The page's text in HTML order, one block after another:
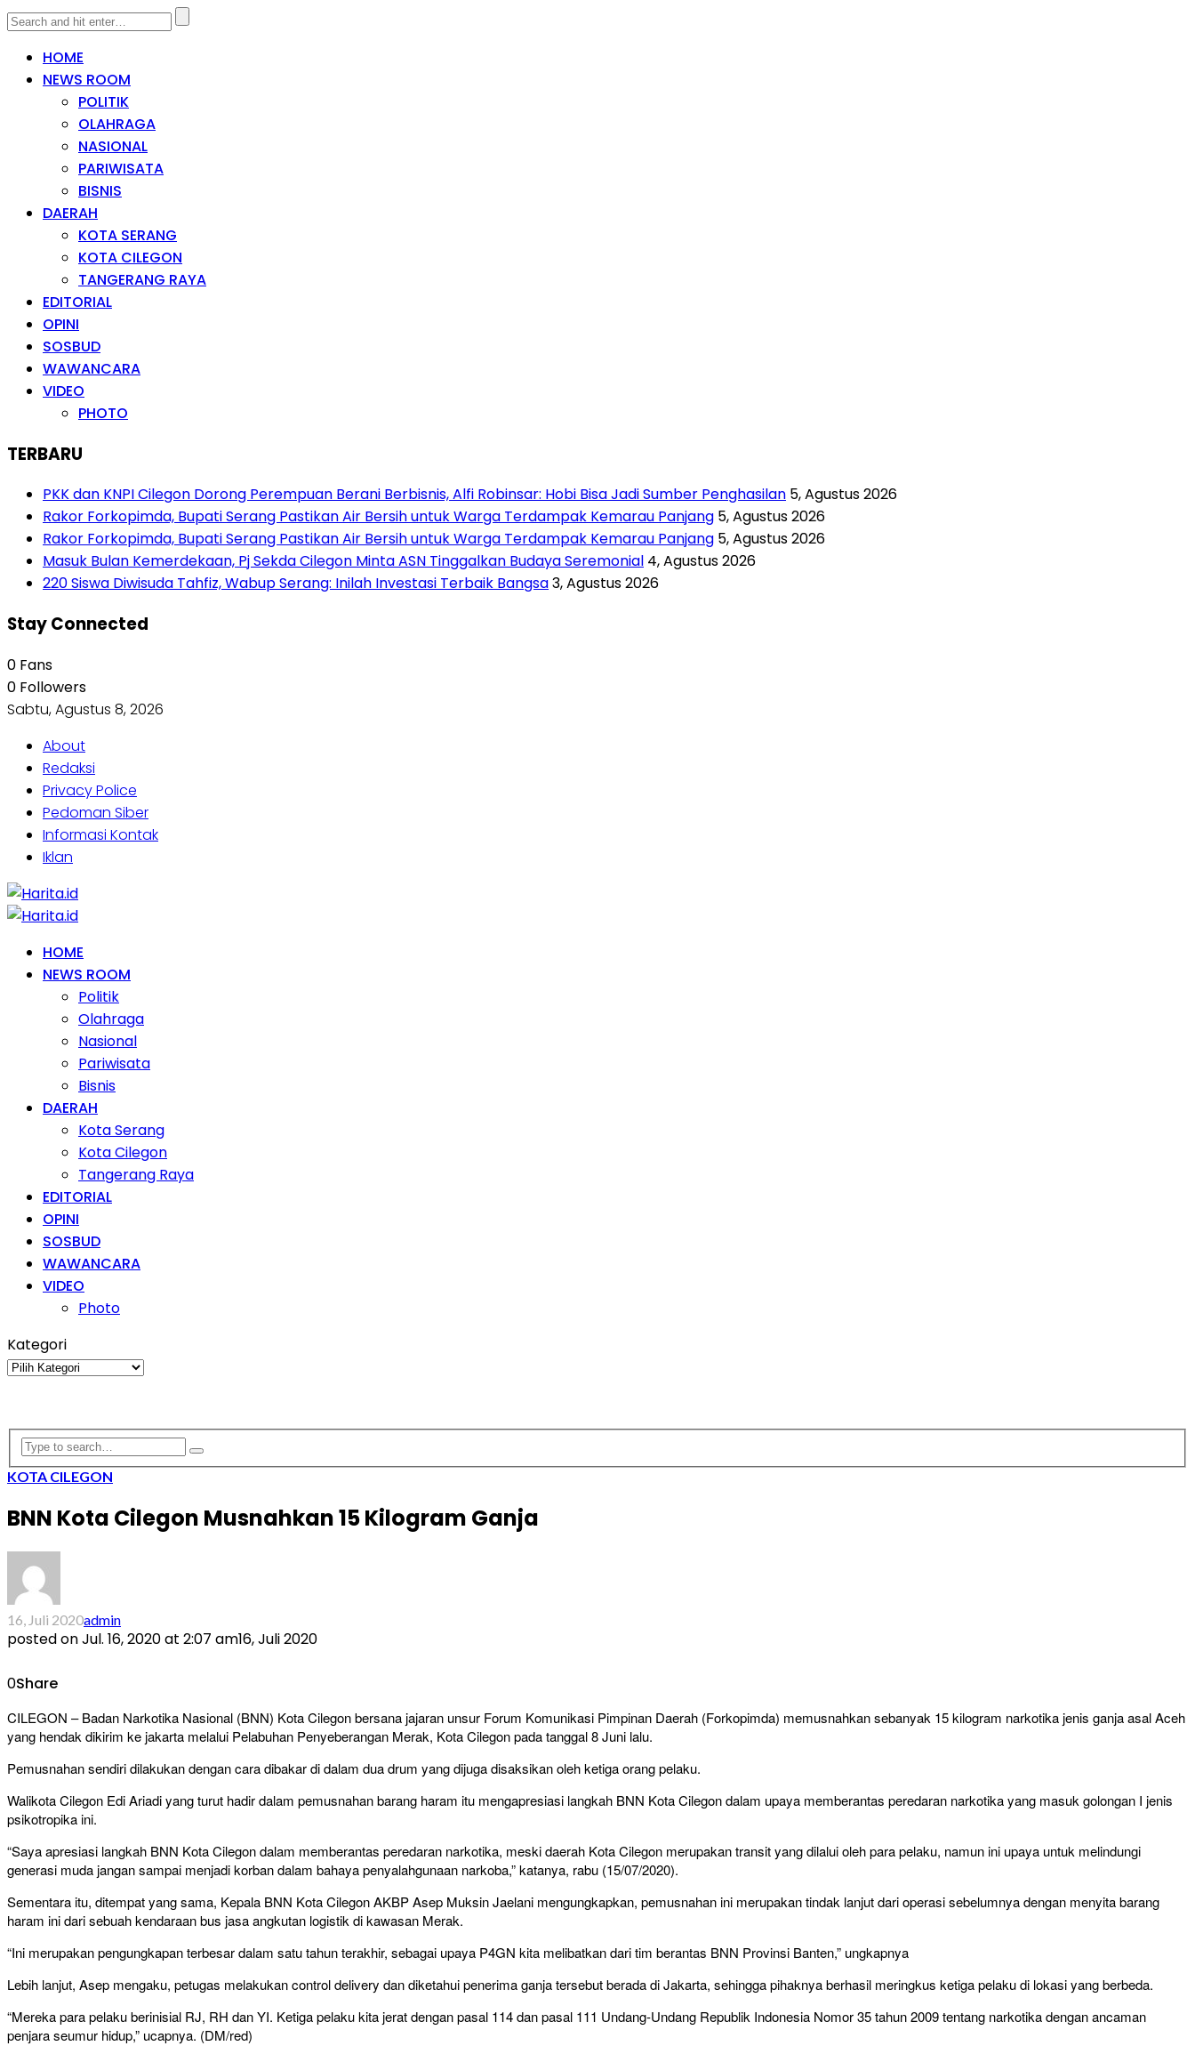
HOME
NEWS ROOM
POLITIK
OLAHRAGA
NASIONAL
PARIWISATA
BISNIS
DAERAH
KOTA SERANG
KOTA CILEGON
TANGERANG RAYA
EDITORIAL
OPINI
SOSBUD
WAWANCARA
VIDEO
PHOTO
TERBARU
PKK dan KNPI Cilegon Dorong Perempuan Berani Berbisnis, Alfi Robinsar: Hobi Bisa Jadi Sumber Penghasilan 5, Agustus 2026
Rakor Forkopimda, Bupati Serang Pastikan Air Bersih untuk Warga Terdampak Kemarau Panjang 5, Agustus 2026
Rakor Forkopimda, Bupati Serang Pastikan Air Bersih untuk Warga Terdampak Kemarau Panjang 5, Agustus 2026
Masuk Bulan Kemerdekaan, Pj Sekda Cilegon Minta ASN Tinggalkan Budaya Seremonial 4, Agustus 2026
220 Siswa Diwisuda Tahfiz, Wabup Serang: Inilah Investasi Terbaik Bangsa3, Agustus 2026
Stay Connected
0 Fans
0 Followers
Sabtu, Agustus 8, 2026
About
Redaksi
Privacy Police
Pedoman Siber
Informasi Kontak
Iklan
HOME
NEWS ROOM
Politik
Olahraga
Nasional
Pariwisata
Bisnis
DAERAH
Kota Serang
Kota Cilegon
Tangerang Raya
EDITORIAL
OPINI
SOSBUD
WAWANCARA
VIDEO
Photo
Kategori
Kategori
KOTA CILEGON
BNN Kota Cilegon Musnahkan 15 Kilogram Ganja
16, Juli 2020admin
posted onJul. 16, 2020 at 2:07 am16, Juli 2020
0Share
CILEGON – Badan Narkotika Nasional (BNN) Kota Cilegon bersana jajaran unsur Forum Komunikasi Pimpinan Daerah (Forkopimda) memusnahkan sebanyak 15 kilogram narkotika jenis ganja asal Aceh
yang hendak dikirim ke jakarta melalui Pelabuhan Penyeberangan Merak, Kota Cilegon pada tanggal 8 Juni lalu.
Pemusnahan sendiri dilakukan dengan cara dibakar di dalam dua drum yang dijuga disaksikan oleh ketiga orang pelaku.
Walikota Cilegon Edi Ariadi yang turut hadir dalam pemusnahan barang haram itu mengapresiasi langkah BNN Kota Cilegon dalam upaya memberantas peredaran narkotika yang masuk golongan I jenis
psikotropika ini.
“Saya apresiasi langkah BNN Kota Cilegon dalam memberantas peredaran narkotika, meski daerah Kota Cilegon merupakan transit yang dilalui oleh para pelaku, namun ini upaya untuk melindungi
generasi muda jangan sampai menjadi korban dalam bahaya penyalahgunaan narkoba,” katanya, rabu (15/07/2020).
Sementara itu, ditempat yang sama, Kepala BNN Kota Cilegon AKBP Asep Muksin Jaelani mengungkapkan, pemusnahan ini merupakan tindak lanjut dari operasi sebelumnya dengan menyita barang
haram ini dari sebuah kendaraan bus jasa angkutan logistik di kawasan Merak.
“Ini merupakan pengungkapan terbesar dalam satu tahun terakhir, sebagai upaya P4GN kita melibatkan dari tim berantas BNN Provinsi Banten,” ungkapnya
Lebih lanjut, Asep mengaku, petugas melakukan control delivery dan diketahui penerima ganja tersebut berada di Jakarta, sehingga pihaknya berhasil meringkus ketiga pelaku di lokasi yang berbeda.
“Mereka para pelaku berinisial RJ, RH dan YI. Ketiga pelaku kita jerat dengan pasal 114 dan pasal 111 Undang-Undang Republik Indonesia Nomor 35 tahun 2009 tentang narkotika dengan ancaman
penjara seumur hidup,” ucapnya. (DM/red)